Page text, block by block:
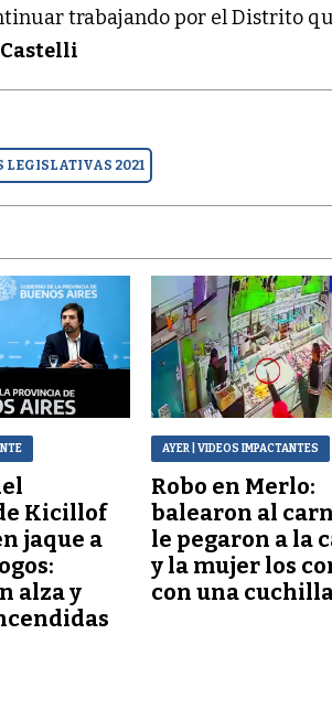
trabajando por el Distrito
Castelli
LEGISLATIVAS 2021
Kicillof
jaque a
alza y
AYER | VIDEOS IMPACTANTES
Robo en Merlo:
balearon al
le pegaron a la
y la mujer los
con una